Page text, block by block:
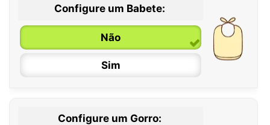
Configure um Babete:
Não
Sim
Configure um Gorro: